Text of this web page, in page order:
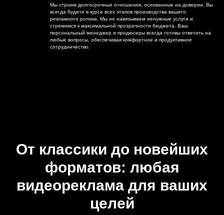
Мы строим долгосрочные отношения, основанные на доверии. Вы
всегда будете в курсе всех этапов производства вашего
рекламного ролика. Мы не навязываем ненужные услуги и
стремимся к максимальной прозрачности бюджета. Ваш
персональный менеджер и продюсеры всегда готовы ответить на
любые вопросы, обеспечивая комфортное и продуктивное
сотрудничество.
От классики до новейших
форматов: любая
видеореклама для ваших
целей